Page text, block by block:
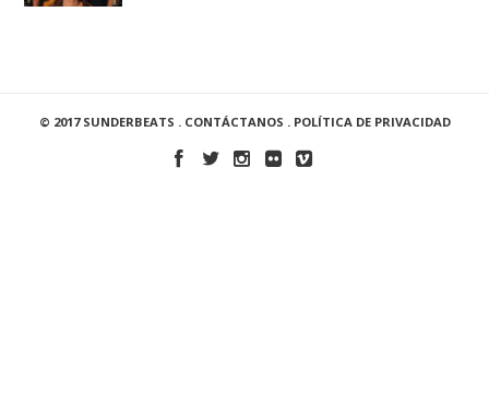
© 2017 SUNDERBEATS . CONTÁCTANOS . POLÍTICA DE PRIVACIDAD